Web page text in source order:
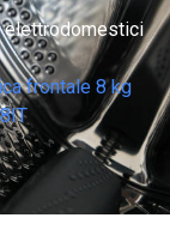
elettrodomestici
frontale 8 kg